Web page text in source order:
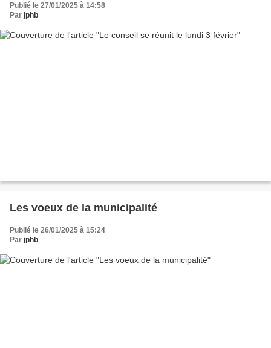
Publié le 27/01/2025 à 14:58
Par jphb
Les voeux de la municipalité
Publié le 26/01/2025 à 15:24
Par jphb